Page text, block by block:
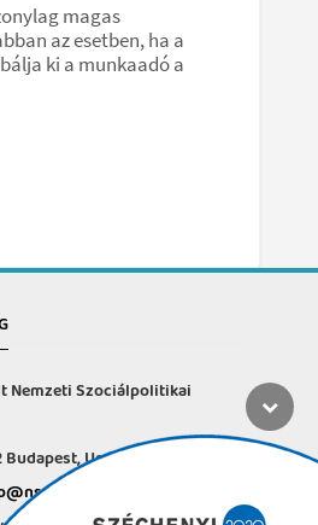
magas
az esetben, ha a
ki a munkaadó a
Nemzeti Szociálpolitikai
Budapest, Ungvár u. 64-66.